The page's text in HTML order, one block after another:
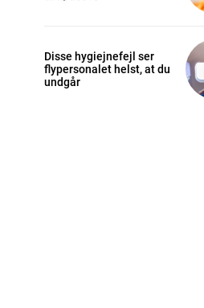
Disse hygiejnefejl ser
flypersonalet helst, at du
undgår